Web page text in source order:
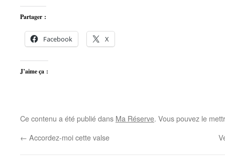
Partager :
Facebook X
J’aime ça :
Ce contenu a été publié dans Ma Réserve. Vous pouvez le
← Accordez-moi cette valse